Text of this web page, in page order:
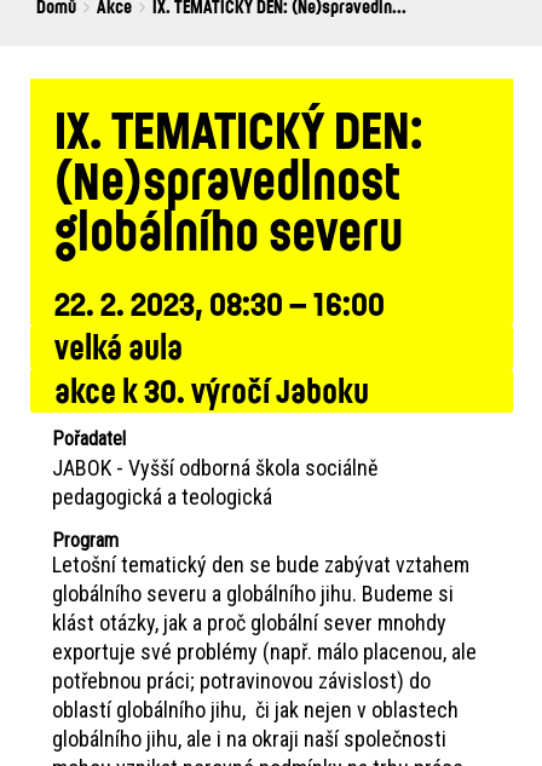
Breadcrumbs
You
Domů Akce IX. TEMATICKÝ DEN: (Ne)spravedln...
IX. TEMATICKÝ DEN:
(Ne)spravedlnost
globálního severu
22. 2. 2023, 08:30 – 16:00
velká aula
akce k 30. výročí Jaboku
Pořadatel
JABOK - Vyšší odborná škola sociálně
pedagogická a teologická
Program
Letošní tematický den se bude zabývat vztahem
globálního severu a globálního jihu. Budeme si
klást otázky, jak a proč globální sever mnohdy
exportuje své problémy (např. málo placenou, ale
potřebnou práci; potravinovou závislost) do
oblastí globálního jihu, či jak nejen v oblastech
globálního jihu, ale i na okraji naší společnosti